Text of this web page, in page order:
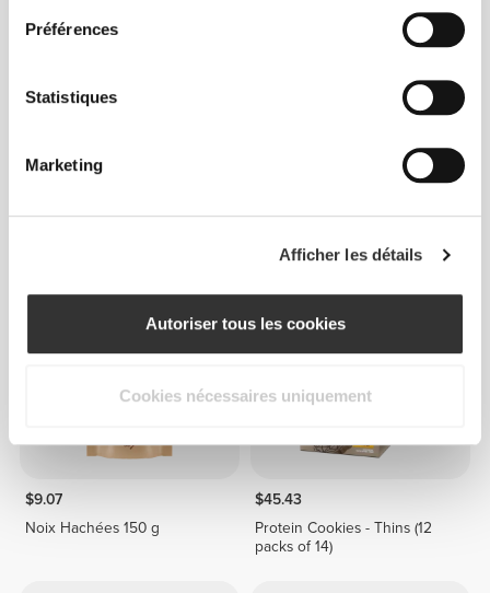
Préférences
Statistiques
Marketing
Afficher les détails
Autoriser tous les cookies
Cookies nécessaires uniquement
$36.34
$9.07
Noix Hachées 150 g
$45.43
Protein Cookies - Thins (12
packs of 14)